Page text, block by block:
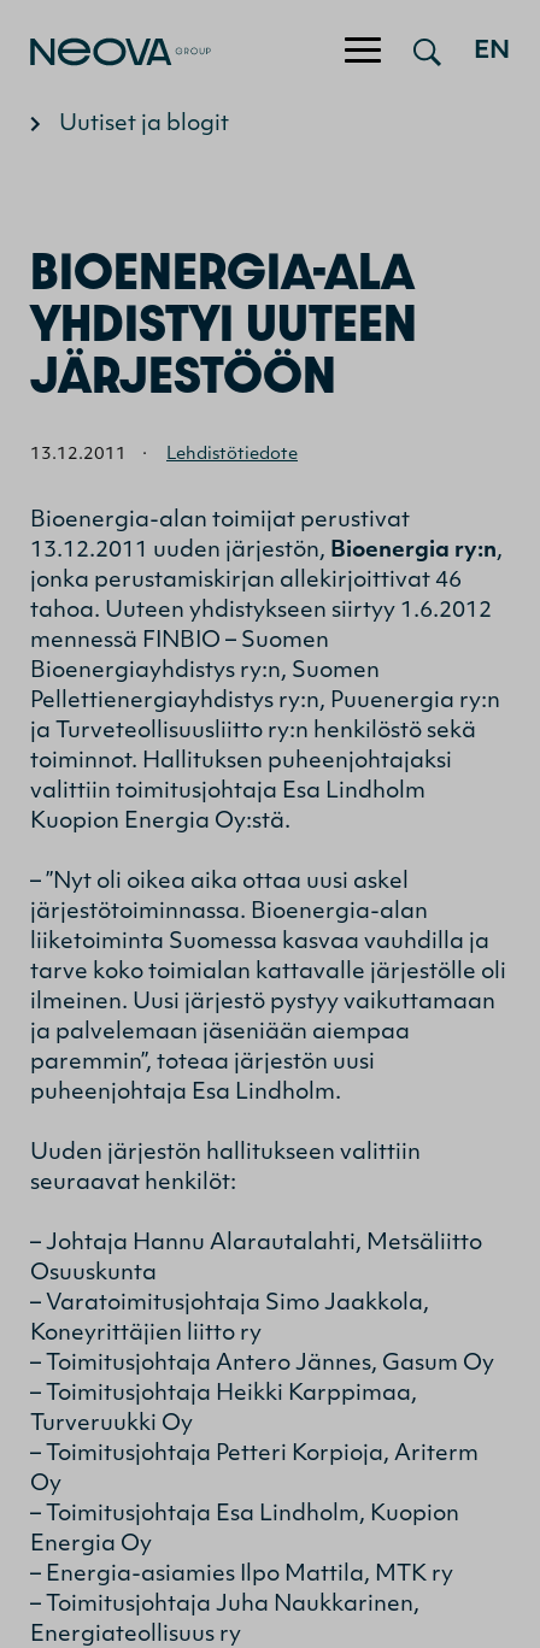
Hyppää sisältöön EN
Uutiset ja blogit
BIOENERGIA-ALA
YHDISTYI UUTEEN
JÄRJESTÖÖN
13.12.2011 · Lehdistötiedote
Bioenergia-alan toimijat perustivat
13.12.2011 uuden järjestön, Bioenergia ry:n,
jonka perustamiskirjan allekirjoittivat 46
tahoa. Uuteen yhdistykseen siirtyy 1.6.2012
mennessä FINBIO – Suomen
Bioenergiayhdistys ry:n, Suomen
Pellettienergiayhdistys ry:n, Puuenergia ry:n
ja Turveteollisuusliitto ry:n henkilöstö sekä
toiminnot. Hallituksen puheenjohtajaksi
valittiin toimitusjohtaja Esa Lindholm
Kuopion Energia Oy:stä.
– ”Nyt oli oikea aika ottaa uusi askel
järjestötoiminnassa. Bioenergia-alan
liiketoiminta Suomessa kasvaa vauhdilla ja
tarve koko toimialan kattavalle järjestölle oli
ilmeinen. Uusi järjestö pystyy vaikuttamaan
ja palvelemaan jäseniään aiempaa
paremmin”, toteaa järjestön uusi
puheenjohtaja Esa Lindholm.
Uuden järjestön hallitukseen valittiin
seuraavat henkilöt:
– Johtaja Hannu Alarautalahti, Metsäliitto
Osuuskunta
– Varatoimitusjohtaja Simo Jaakkola,
Koneyrittäjien liitto ry
– Toimitusjohtaja Antero Jännes, Gasum Oy
– Toimitusjohtaja Heikki Karppimaa,
Turveruukki Oy
– Toimitusjohtaja Petteri Korpioja, Ariterm
Oy
– Toimitusjohtaja Esa Lindholm, Kuopion
Energia Oy
– Energia-asiamies Ilpo Mattila, MTK ry
– Toimitusjohtaja Juha Naukkarinen,
Energiateollisuus ry